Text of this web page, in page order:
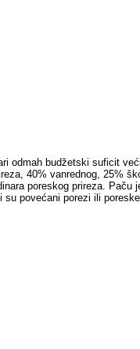
odmah budžetski suficit
40% vanrednog, 25%
poreskog prireza. Paču
povećani porezi ili